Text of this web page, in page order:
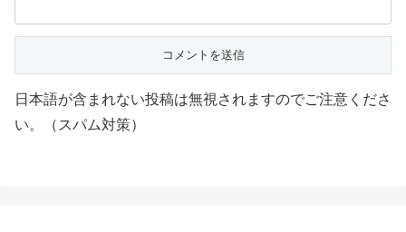
日本語が含まれない投稿は無視されますのでご注意くださ
い。（スパム対策）